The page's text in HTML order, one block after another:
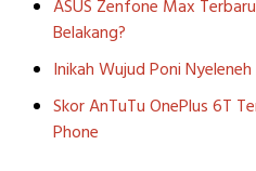
ASUS Zenfone Max
Belakang?
Inikah Wujud Poni
Skor AnTuTu OnePlus 6T
Phone